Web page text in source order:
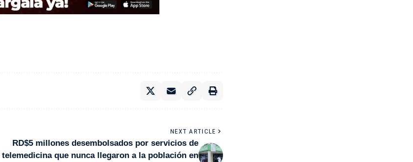
NEXT ARTICLE
RD$5 millones desembolsados por servicios de
telemedicina que nunca llegaron a la población en